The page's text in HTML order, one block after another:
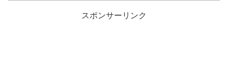
スポンサーリンク